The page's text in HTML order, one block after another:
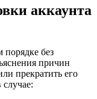
аккаунта
без
причин
прекратить его